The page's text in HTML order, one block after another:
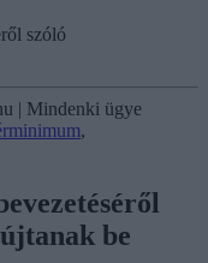
szóló
| Mindenki ügye
,
be